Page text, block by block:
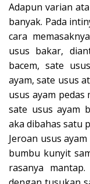
Adapun varian
banyak. Pada
cara
usus bakar,
bacem, sate
ayam, sate usus
usus ayam pedas
sate usus ayam
aka dibahas satu
Jeroan usus
bumbu kunyit
rasanya